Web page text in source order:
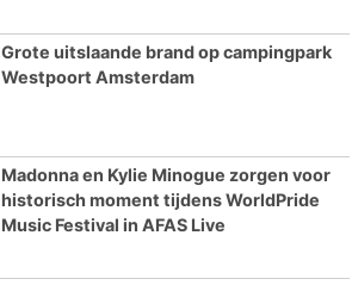
Grote uitslaande brand op campingpark
Westpoort Amsterdam
Madonna en Kylie Minogue zorgen voor
historisch moment tijdens WorldPride
Music Festival in AFAS Live